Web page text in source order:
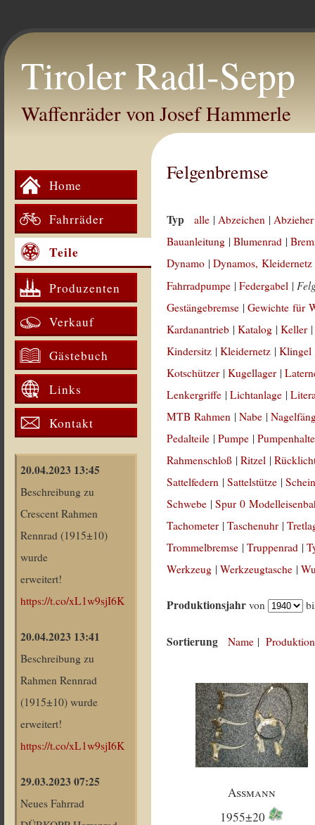
Tiroler Radl-Sepp
Waffenräder von Josef Hammerle
Home
Fahrräder
Teile
Produzenten
Verkauf
Gästebuch
Links
Kontakt
20.04.2023 13:45
Beschreibung zu
Crescent Rahmen
Rennrad (1915±10)
wurde
erweitert!
https://t.co/xL1w9sjI6K
20.04.2023 13:41
Beschreibung zu
Rahmen Rennrad
(1915±10) wurde
erweitert!
https://t.co/xL1w9sjI6K
29.03.2023 07:25
Neues Fahrrad
Felgenbremse
Typ alle |Abzeichen |
Bauanleitung |Blumenrad |
Dynamo |Dynamos, Kleidernetz
Fahrradpumpe |Federgabel |
Gestängebremse |Gewichte für
Kardanantrieb |Katalog |Keller
Kindersitz |Kleidernetz |Klingel
Kotschützer |Kugellager |
Lenkergriffe |Lichtanlage |
MTB Rahmen |Nabe |
Pedalteile |Pumpe |
Rahmenschloß |Ritzel |
Sattelfedern |Sattelstütze |
Schwebe |Spur 0
Tachometer |Taschenuhr |
Trommelbremse |Truppenrad |
Werkzeug |Werkzeugtasche |
Produktionsjahr von
Sortierung Name |
Assmann
1955±20